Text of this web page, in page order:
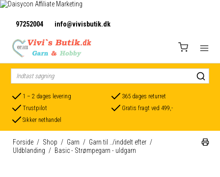
97252004 info@vivisbutik.dk
1 – 2 dages levering
365 dages returret
Trustpilot
Gratis fragt ved 499,-
Sikker nethandel
Forside / Shop / Garn / Garn til ../inddelt efter /
Uldblanding / Basic - Strømpegarn - uldgarn